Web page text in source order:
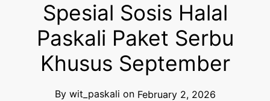
Spesial Sosis Halal
Paskali Paket Serbu
Khusus September
By wit_paskali on February 2, 2026